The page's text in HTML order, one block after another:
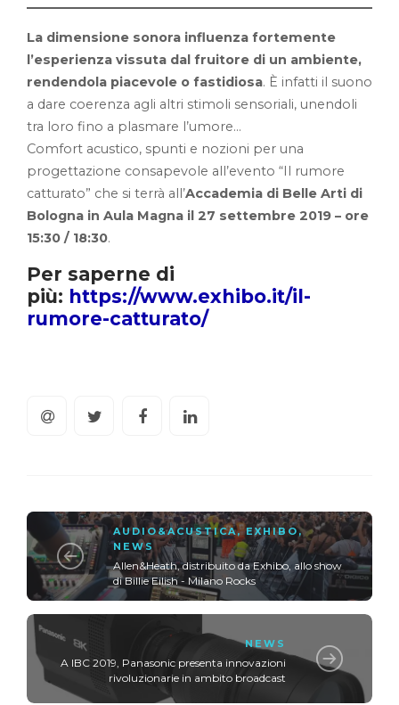
La dimensione sonora influenza fortemente
l’esperienza vissuta dal fruitore di un ambiente,
rendendola piacevole o fastidiosa. È infatti il suono
a dare coerenza agli altri stimoli sensoriali, unendoli
tra loro fino a plasmare l’umore…
Comfort acustico, spunti e nozioni per una
progettazione consapevole all’evento “Il rumore
catturato” che si terrà all’Accademia di Belle Arti di
Bologna in Aula Magna il 27 settembre 2019 – ore
15:30 / 18:30.
Per saperne di
più: https://www.exhibo.it/il-
rumore-catturato/
AUDIO&ACUSTICA,EXHIBO,
NEWS
Allen&Heath, distribuito da Exhibo, allo show
di Billie Eilish - Milano Rocks
NEWS
A IBC 2019, Panasonic presenta innovazioni
rivoluzionarie in ambito broadcast